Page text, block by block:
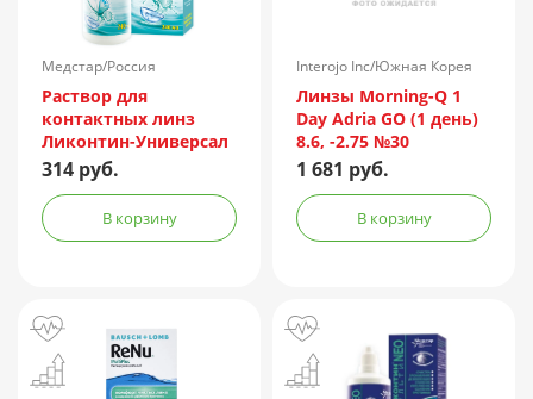
Медстар/Россия
Раствор для
контактных линз
Ликонтин-Универсал
240мл
314 руб.
В корзину
Interojo Inc/Южная Корея
Линзы Morning-Q 1
Day Adria GO (1 день)
8.6, -2.75 №30
1 681 руб.
В корзину